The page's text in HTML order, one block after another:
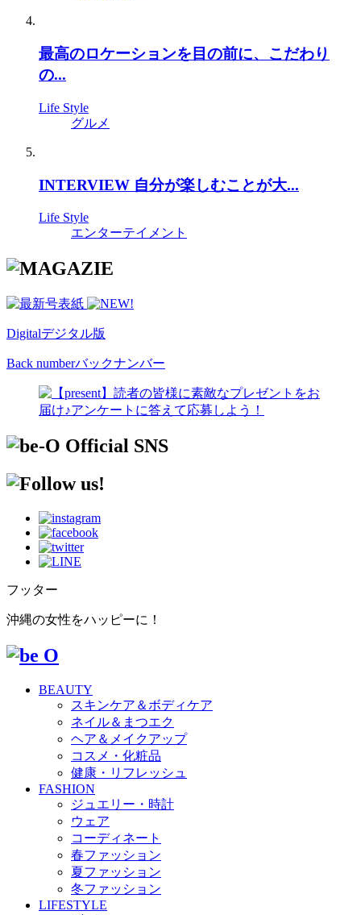
最高のロケーションを目の前に、こだわり
の...
Life Style
グルメ
INTERVIEW 自分が楽しむことが大...
Life Style
エンターテイメント
Digitalデジタル版
Back numberバックナンバー
フッター
沖縄の女性をハッピーに！
BEAUTY
スキンケア＆ボディケア
ネイル＆まつエク
ヘア＆メイクアップ
コスメ・化粧品
健康・リフレッシュ
FASHION
ジュエリー・時計
ウェア
コーディネート
春ファッション
夏ファッション
冬ファッション
LIFESTYLE